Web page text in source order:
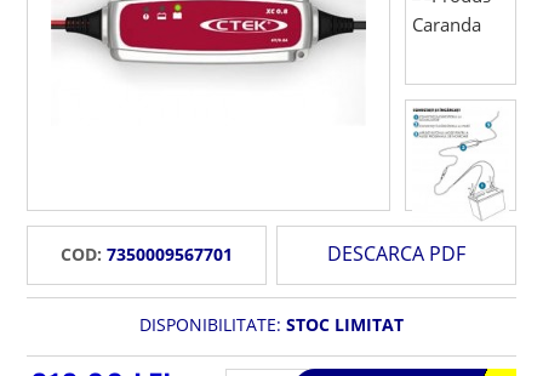
COD: 7350009567701 DESCARCA PDF
DISPONIBILITATE: STOC LIMITAT